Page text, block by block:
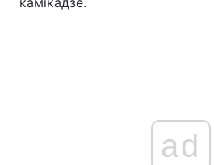
ad